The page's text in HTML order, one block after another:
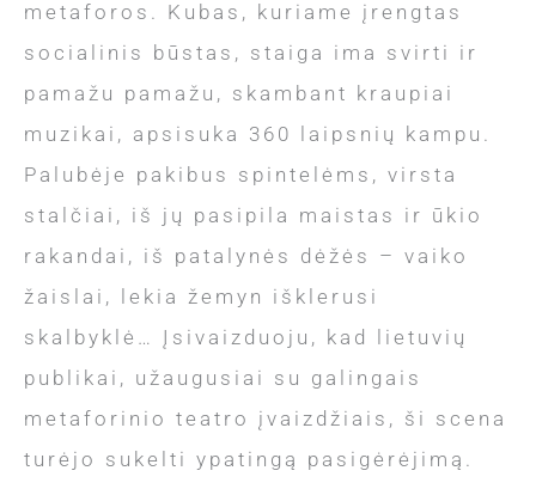
metaforos. Kubas, kuriame įrengtas
socialinis būstas, staiga ima svirti ir
pamažu pamažu, skambant kraupiai
muzikai, apsisuka 360 laipsnių kampu.
Palubėje pakibus spintelėms, virsta
stalčiai, iš jų pasipila maistas ir ūkio
rakandai, iš patalynės dėžės – vaiko
žaislai, lekia žemyn išklerusi
skalbyklė… Įsivaizduoju, kad lietuvių
publikai, užaugusiai su galingais
metaforinio teatro įvaizdžiais, ši scena
turėjo sukelti ypatingą pasigėrėjimą.